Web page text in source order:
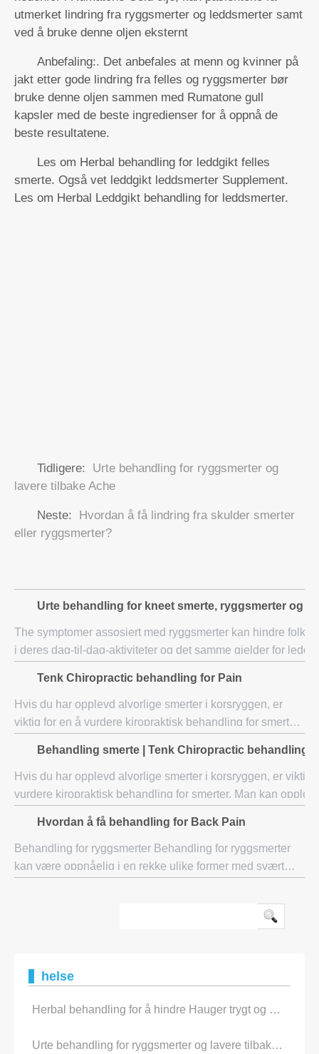
utmerket lindring fra ryggsmerter og leddsmerter samt
ved å bruke denne oljen eksternt
Anbefaling:. Det anbefales at menn og kvinner på
jakt etter gode lindring fra felles og ryggsmerter bør
bruke denne oljen sammen med Rumatone gull
kapsler med de beste ingredienser for å oppnå de
beste resultatene.
Les om Herbal behandling for leddgikt felles
smerte. Også vet leddgikt leddsmerter Supplement.
Les om Herbal Leddgikt behandling for leddsmerter.
Tidligere:
Urte behandling for ryggsmerter og
lavere tilbake Ache
Neste:
Hvordan å få lindring fra skulder smerter
eller ryggsmerter?
Urte behandling for kneet smerte, ryggsmerter og
The symptomer assosiert med ryggsmerter kan hindre folk
i deres dag-til-dag-aktiviteter og det samme gjelder for
Tenk Chiropractic behandling for Pain
Hvis du har opplevd alvorlige smerter i korsryggen, er
viktig for en å vurdere kiropraktisk behandling for smerter.
fordi den bærer det meste av kro
Behandling smerte | Tenk Chiropractic behandling
Hvis du har opplevd alvorlige smerter i korsryggen, er viktig
vurdere kiropraktisk behandling for smerter. Man kan
Hvordan å få behandling for Back Pain
Behandling for ryggsmerter Behandling for ryggsmerter
kan være oppnåelig i en rekke ulike former med svært
helse
Herbal behandling for å hindre Hauger trygt og Naturally
Urte behandling for ryggsmerter og lavere tilbake Ache